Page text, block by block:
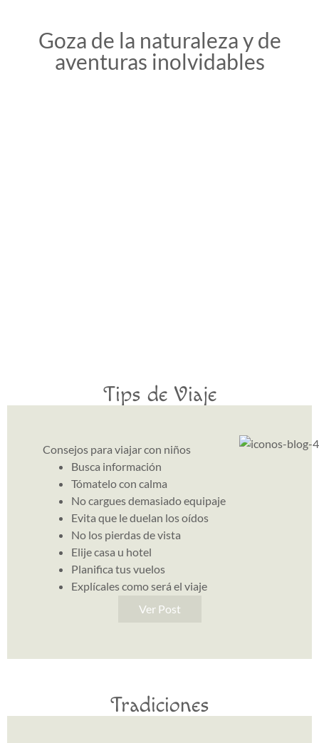
Goza de la naturaleza y de
aventuras inolvidables
Tips de Viaje
Consejos para viajar con niños
Busca información
Tómatelo con calma
No cargues demasiado equipaje
Evita que le duelan los oídos
No los pierdas de vista
Elije casa u hotel
Planifica tus vuelos
Explícales como será el viaje
Ver Post
Tradiciones